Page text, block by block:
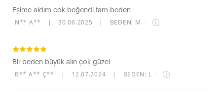
Eşime aldım çok beğendi tam beden
N** A** | 30.06.2025 | BEDEN: M ·
Bir beden büyük alın çok güzel
B** A** Ç** | 12.07.2024 | BEDEN: L ·